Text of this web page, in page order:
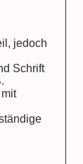
jedoch
Schrift